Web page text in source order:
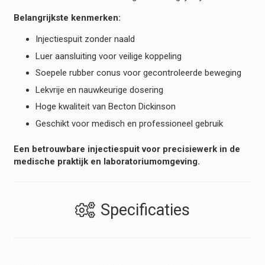
Belangrijkste kenmerken:
Injectiespuit zonder naald
Luer aansluiting voor veilige koppeling
Soepele rubber conus voor gecontroleerde beweging
Lekvrije en nauwkeurige dosering
Hoge kwaliteit van Becton Dickinson
Geschikt voor medisch en professioneel gebruik
Een betrouwbare injectiespuit voor precisiewerk in de
medische praktijk en laboratoriumomgeving.
Specificaties